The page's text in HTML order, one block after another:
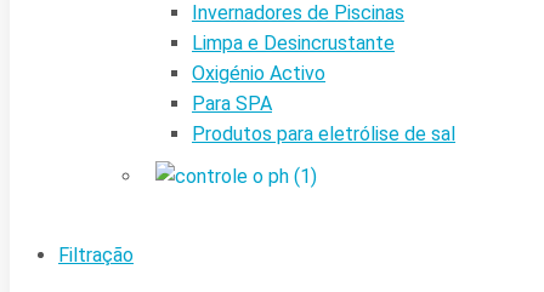
Invernadores de Piscinas
Limpa e Desincrustante
Oxigénio Activo
Para SPA
Produtos para eletrólise de sal
Filtração